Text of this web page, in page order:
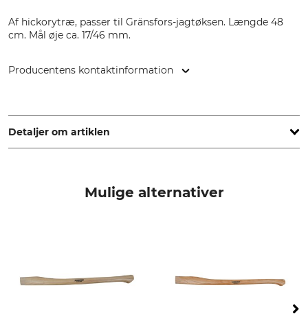
Af hickorytræ, passer til Gränsfors-jagtøksen. Længde 48
cm. Mål øje ca. 17/46 mm.
Producentens kontaktinformation
Sweden, www.gransforsbruk.com
Detaljer om artiklen
Mulige alternativer